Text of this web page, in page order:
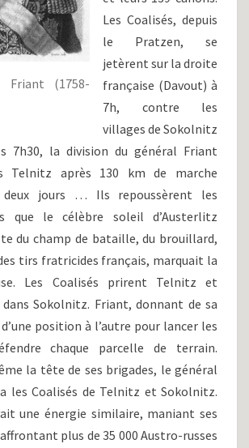
Friant (1758-
Les Coalisés, depuis
le Pratzen, se
jetèrent sur la droite
française (Davout) à
7h, contre les
villages de Sokolnitz
7h30, la division du général Friant
Telnitz après 130 km de marche
deux jours … Ils repoussèrent les
que le célèbre soleil d’Austerlitz
du champ de bataille, du brouillard,
tirs fratricides français, marquait la
Les Coalisés prirent Telnitz et
Sokolnitz. Friant, donnant de sa
position à l’autre pour lancer les
chaque parcelle de terrain.
la tête de ses brigades, le général
les Coalisés de Telnitz et Sokolnitz.
une énergie similaire, maniant ses
plus de 35 000 Austro-russes